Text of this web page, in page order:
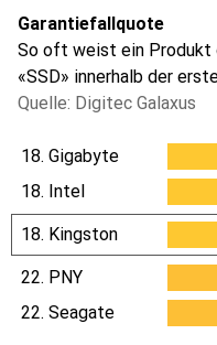
Garantiefallquote
So oft weist ein Produkt
«SSD» innerhalb der
Quelle: Digitec Galaxus
18. Gigabyte
18. Intel
18. Kingston
22. PNY
22. Seagate